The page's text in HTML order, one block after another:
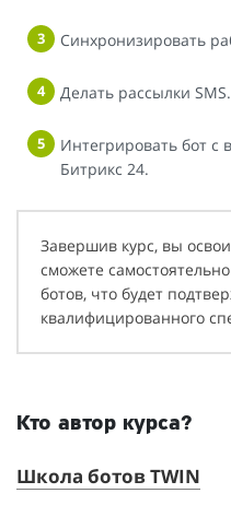
Синхронизировать
Делать рассылки SMS.
Интегрировать бот
Битрикс 24.
Завершив курс, вы
сможете
ботов, что будет
квалифицированного
Кто автор курса?
Школа ботов TWIN